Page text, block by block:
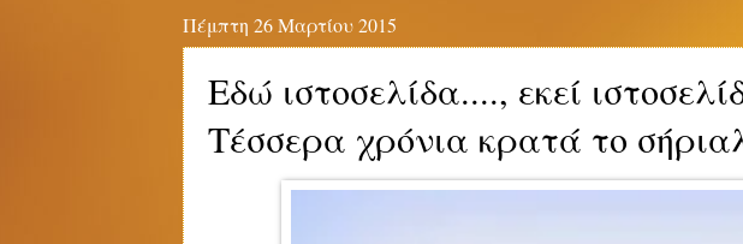
Πέμπτη 26 Μαρτίου 2015
Εδώ ιστοσελίδα...., εκεί
Τέσσερα χρόνια κρατά το